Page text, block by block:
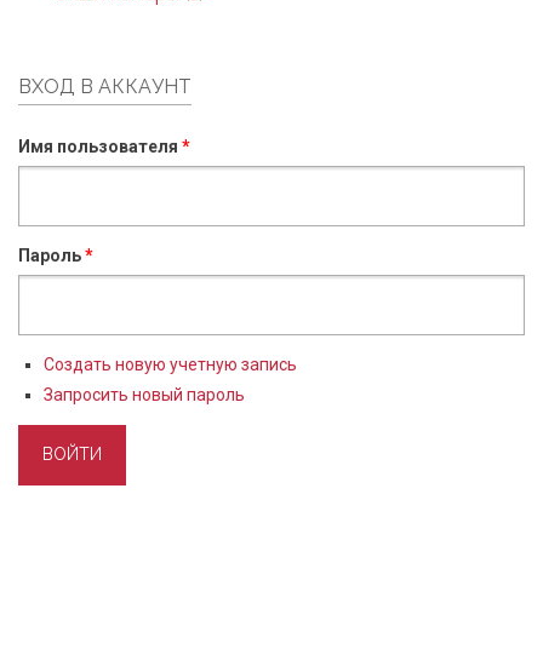
ВХОД В АККАУНТ
Имя пользователя *
Пароль*
Создать новую учетную запись
Запросить новый пароль